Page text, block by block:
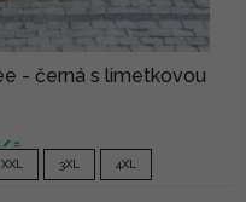
- černá s limetkovou
XXL 3XL 4XL